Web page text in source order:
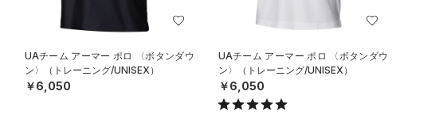
UAチーム アーマー ポロ 〈ボタンダウ
ン〉（トレーニング/UNISEX）
￥6,050
UAチーム アーマー ポロ 〈ボタンダウ
ン〉（トレーニング/UNISEX）
￥6,050